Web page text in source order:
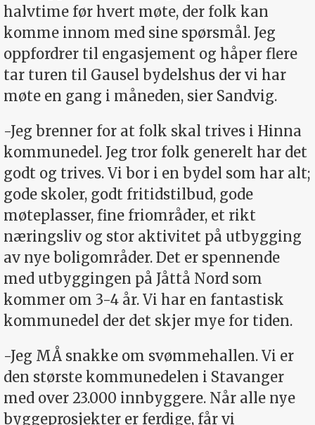
halvtime før hvert møte, der folk kan
komme innom med sine spørsmål. Jeg
oppfordrer til engasjement og håper flere
tar turen til Gausel bydelshus der vi har
møte en gang i måneden, sier Sandvig.
-Jeg brenner for at folk skal trives i Hinna
kommunedel. Jeg tror folk generelt har det
godt og trives. Vi bor i en bydel som har alt;
gode skoler, godt fritidstilbud, gode
møteplasser, fine friområder, et rikt
næringsliv og stor aktivitet på utbygging
av nye boligområder. Det er spennende
med utbyggingen på Jåttå Nord som
kommer om 3-4 år. Vi har en fantastisk
kommunedel der det skjer mye for tiden.
-Jeg MÅ snakke om svømmehallen. Vi er
den største kommunedelen i Stavanger
med over 23.000 innbyggere. Når alle nye
byggeprosjekter er ferdige, får vi